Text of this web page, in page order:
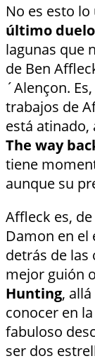
No es esto
último duelo
lagunas que
de Ben
´Alençon.
trabajos de
está atinado,
The way
tiene
aunque su
Affleck es,
Damon en
detrás de las
mejor guión
Hunting,
conocer en
fabuloso
ser dos